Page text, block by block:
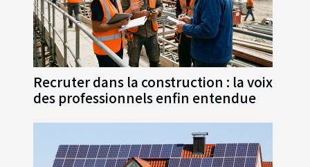
Recruter dans la construction : la voix
des professionnels enfin entendue